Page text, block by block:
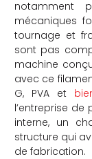
notamment
mécaniques
tournage et
sont pas
machine
avec ce
G, PVA et
l’entreprise
interne, un
structure qui
de fabrication.